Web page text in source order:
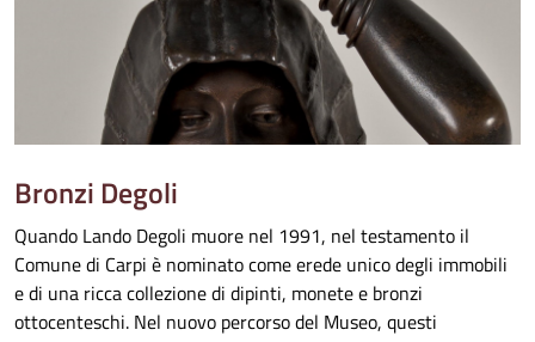
Bronzi Degoli
Quando Lando Degoli muore nel 1991, nel testamento il
Comune di Carpi è nominato come erede unico degli immobili
e di una ricca collezione di dipinti, monete e bronzi
ottocenteschi. Nel nuovo percorso del Museo, questi